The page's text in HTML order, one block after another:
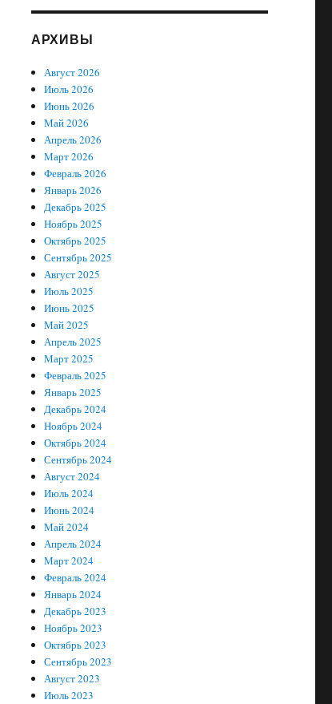
АРХИВЫ
Август 2026
Июль 2026
Июнь 2026
Май 2026
Апрель 2026
Март 2026
Февраль 2026
Январь 2026
Декабрь 2025
Ноябрь 2025
Октябрь 2025
Сентябрь 2025
Август 2025
Июль 2025
Июнь 2025
Май 2025
Апрель 2025
Март 2025
Февраль 2025
Январь 2025
Декабрь 2024
Ноябрь 2024
Октябрь 2024
Сентябрь 2024
Август 2024
Июль 2024
Июнь 2024
Май 2024
Апрель 2024
Март 2024
Февраль 2024
Январь 2024
Декабрь 2023
Ноябрь 2023
Октябрь 2023
Сентябрь 2023
Август 2023
Июль 2023